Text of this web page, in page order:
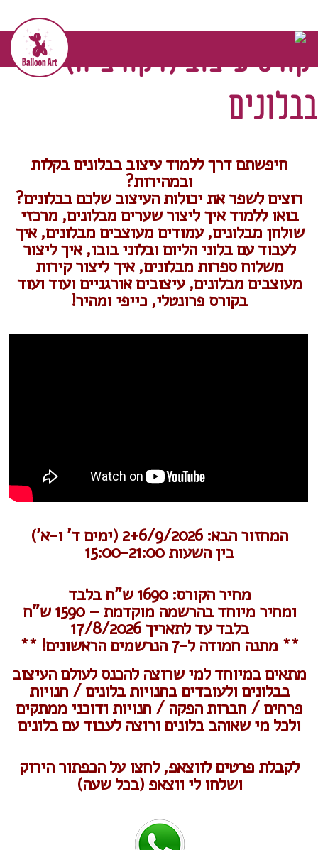
קורס עיצוב (דקורציה)
בבלונים
חיפשתם דרך ללמוד עיצוב בבלונים בקלות
ובמהירות?
רוצים לשפר את יכולות העיצוב שלכם בבלונים?
בואו ללמוד איך ליצורשערים מבלונים, מרכזי
שולחן מבלונים, עמודים מעוצבים מבלונים, איך
לעבוד עם בלוני הליום ובלוני בובו, איך ליצור
משלוח ספרות מבלונים, איך ליצור קירות
מעוצבים מבלונים, עיצובים אורגניים ועוד ועוד
בקורס פרונטלי, כייפי ומהיר!
המחזור הבא:2+6/9/2026 (ימים ד' ו-א')
בין השעות15:00-21:00
מחיר הקורס: 1690 ש"ח בלבד
ומחיר מיוחד בהרשמה מוקדמת – 1590 ש"ח
בלבד עד לתאריך 17/8/2026
** מתנה חמודה ל-7 הנרשמים הראשונים! **
מתאים במיוחד למי שרוצה להכנס לעולם העיצוב
בבלונים ולעובדים בחנויות בלונים / חנויות
פרחים / חברות הפקה / חנויות ודוכני ממתקים
ולכל מי שאוהב בלונים ורוצה לעבוד עם בלונים
לקבלת פרטים לווצאפ, לחצו על הכפתור הירוק
ושלחו לי ווצאפ (בכל שעה)